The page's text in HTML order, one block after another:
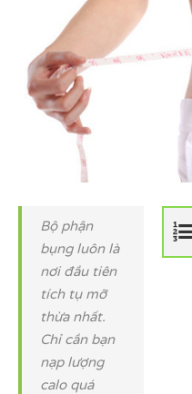
Bộ phận
bụng luôn là
nơi đầu tiên
tích tụ mỡ
thừa nhất.
Chỉ cần bạn
nạp lượng
calo quá